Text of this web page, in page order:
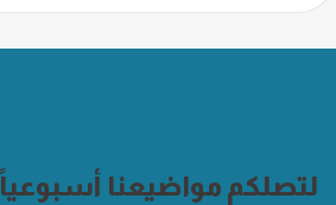
لتصلكم مواضيعنا أسبوعياً